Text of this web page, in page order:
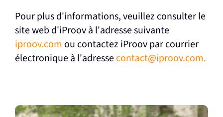
Pour plus d'informations, veuillez consulter le
site web d'iProov à l'adresse suivante
iproov.com ou contactez iProov par courrier
électronique à l'adressecontact@iproov.com.